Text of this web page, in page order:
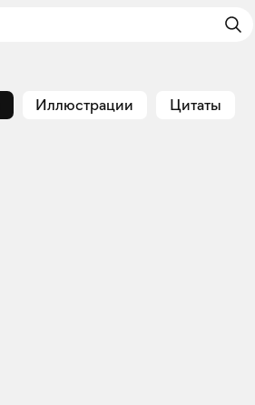
Иллюстрации Цитаты